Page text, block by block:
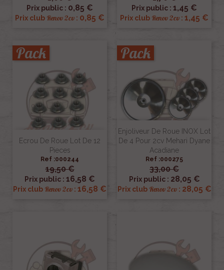
Prix public : 0,85 €
Prix club Renov 2cv : 0,85 €
Prix public : 1,45 €
Prix club Renov 2cv : 1,45 €
Ecrou De Roue Lot De 12
Pieces
Ref :000244
19,50 €
Prix public : 16,58 €
Prix club Renov 2cv : 16,58 €
Pack
Enjoliveur De Roue INOX Lot
De 4 Pour 2cv Mehari Dyane
Acadiane
Ref :000275
33,00 €
Prix public : 28,05 €
Prix club Renov 2cv: 28,05 €
Pack